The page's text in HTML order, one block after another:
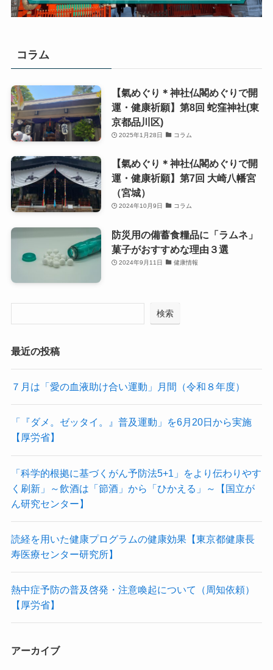
コラム
【氣めぐり＊神社仏閣めぐりで開
運・健康祈願】第8回 蛇窪神社(東
京都品川区)
2025年1月28日 コラム
【氣めぐり＊神社仏閣めぐりで開
運・健康祈願】第7回 大崎八幡宮
（宮城）
2024年10月9日 コラム
防災用の備蓄食糧品に「ラムネ」
菓子がおすすめな理由３選
2024年9月11日 健康情報
検索
最近の投稿
７月は「愛の血液助け合い運動」月間（令和８年度）
「『ダメ。ゼッタイ。』普及運動」を6月20日から実施
【厚労省】
「科学的根拠に基づくがん予防法5+1」をより伝わりやす
く刷新」～飲酒は「節酒」から「ひかえる」～【国立が
ん研究センター】
読経を用いた健康プログラムの健康効果【東京都健康長
寿医療センター研究所】
熱中症予防の普及啓発・注意喚起について（周知依頼）
【厚労省】
アーカイブ